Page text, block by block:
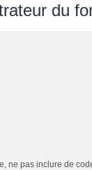
du
ne pas inclure de